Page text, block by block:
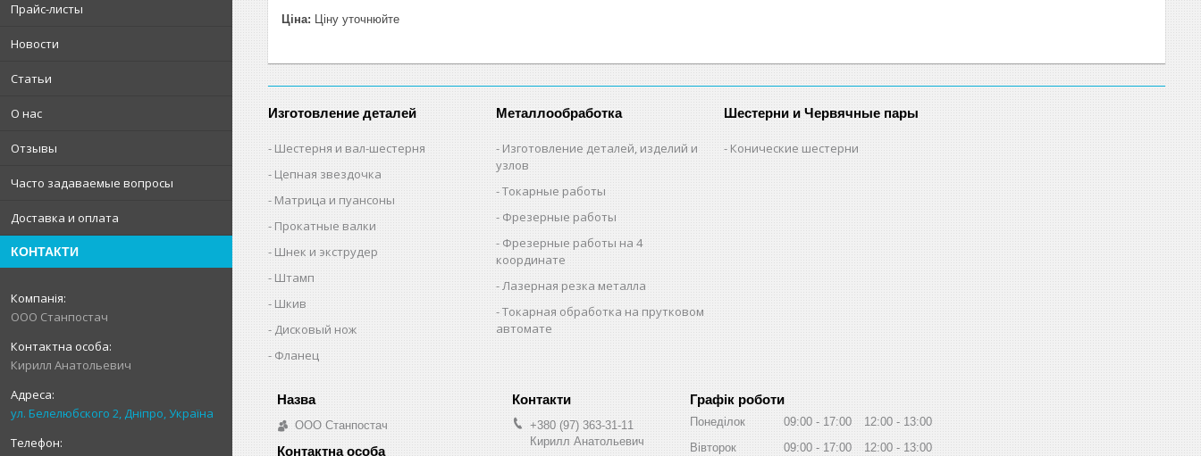
Прайс-листы
Новости
Статьи
О нас
Отзывы
Часто задаваемые вопросы
Доставка и оплата
КОНТАКТИ
ООО Станпостач
Кирилл Анатольевич
ул. Белелюбского 2, Дніпро, Україна
Ціна: Ціну уточнюйте
Изготовление деталей
Шестерня и вал-шестерня
Цепная звездочка
Матрица и пуансоны
Прокатные валки
Шнек и экструдер
Штамп
Шкив
Дисковый нож
Фланец
Металлообработка
Изготовление деталей, изделий и
узлов
Токарные работы
Фрезерные работы
Фрезерные работы на 4
координате
Лазерная резка металла
Токарная обработка на прутковом
автомате
Шестерни и Червячные пары
Конические шестерни
ООО Станпостач
+380 (97) 363-31-11
Кирилл Анатольевич
Графік роботи
Понеділок 09:00 17:00 12:00
13:00
Вівторок
09:00 17:00 12:00 13:00